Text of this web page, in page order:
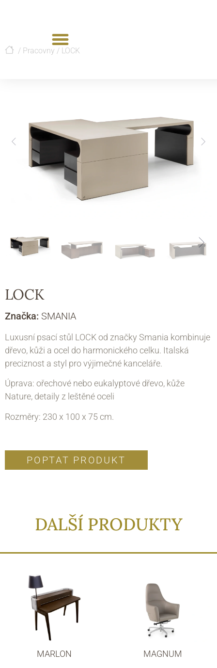
/ Pracovny / LOCK
LOCK
Značka: SMANIA
Luxusní psací stůl LOCK od značky Smania kombinuje
dřevo, kůži a ocel do harmonického celku. Italská
preciznost a styl pro výjimečné kanceláře.
Úprava: ořechové nebo eukalyptové dřevo, kůže
Nature, detaily z leštěné oceli
Rozměry: 230 х 100 х 75 cm.
POPTAT PRODUKT
DALŠÍ PRODUKTY
MARLON MAGNUM